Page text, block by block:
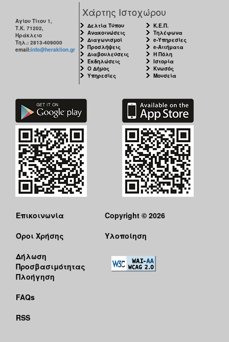
Αγίου Τίτου 1,
Τ.Κ. 71202,
Ηράκλειο
Τηλ.: 2813-409000
email:info@heraklion.gr
Χάρτης Ιστοχώρου
Δελτία Τύπου
Ανακοινώσεις
Διαγωνισμοί
Προσλήψεις
Διαβουλεύσεις
Εκδηλώσεις
Ο Δήμος
Υπηρεσίες
Κ.Ε.Π.
Τηλέφωνα
e-Υπηρεσίες
e-Αιτήματα
Η Πόλη
Ιστορία
Κνωσός
Μουσεία
Επικοινωνία
Όροι Χρήσης
Δήλωση
Προσβασιμότητας
Πλοήγηση
FAQs
RSS
Copyright © 2026
Υλοποίηση